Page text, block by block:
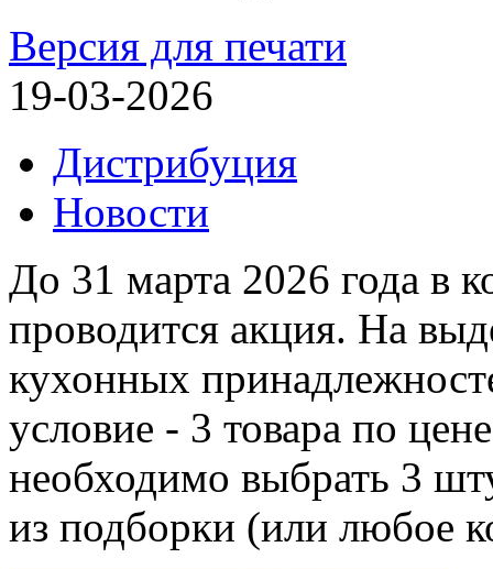
Версия для печати
19-03-2026
Дистрибуция
Новости
До 31 марта 2026 года в
проводится акция. На
кухонных
условие - 3 товара по
необходимо выбрать 3
из подборки (или любое